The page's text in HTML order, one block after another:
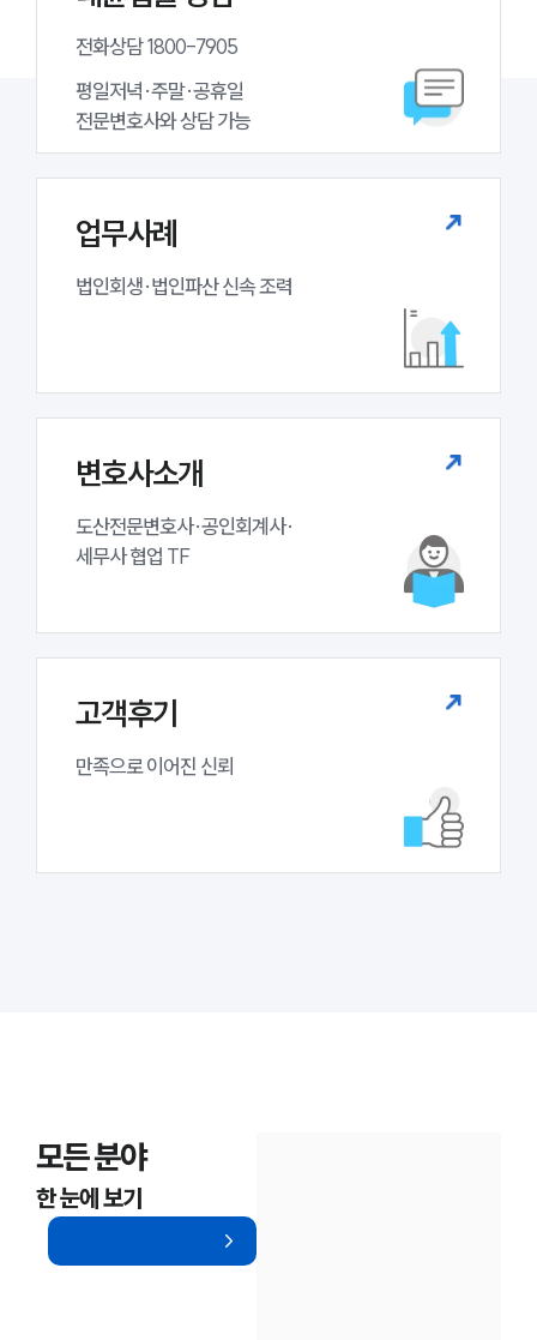
업무사례
주요 업무사례
사례분석/최신동향
법률정보
법률지식인
업무분야
법인회생파산전문변호사
언론보도
뉴스레터/브로슈어
대륜법률상담예약
전화상담 1800-7905
평일저녁·주말·공휴일
전문변호사와 상담 가능
업무사례
법인회생·법인파산 신속 조력
변호사소개
도산전문변호사·공인회계사·
세무사 협업 TF
고객후기
만족으로 이어진 신뢰
모든 분야
한 눈에 보기